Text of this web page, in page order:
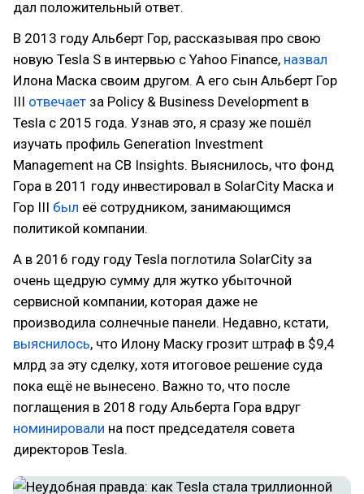
дал положительный ответ.
В 2013 году Альберт Гор, рассказывая про свою
новую Tesla S в интервью с Yahoo Finance, назвал
Илона Маска своим другом. А его сын Альберт Гор
III отвечает за Policy & Business Development в
Tesla с 2015 года. Узнав это, я сразу же пошёл
изучать профиль Generation Investment
Management на CB Insights. Выяснилось, что фонд
Гора в 2011 году инвестировал в SolarCity Маска и
Гор III был её сотрудником, занимающимся
политикой компании.
А в 2016 году году Tesla поглотила SolarCity за
очень щедрую сумму для жутко убыточной
сервисной компании, которая даже не
производила солнечные панели. Недавно, кстати,
выяснилось, что Илону Маску грозит штраф в $9,4
млрд за эту сделку, хотя итоговое решение суда
пока ещё не вынесено. Важно то, что после
поглащения в 2018 году Альберта Гора вдруг
номинировали на пост председателя совета
директоров Tesla.